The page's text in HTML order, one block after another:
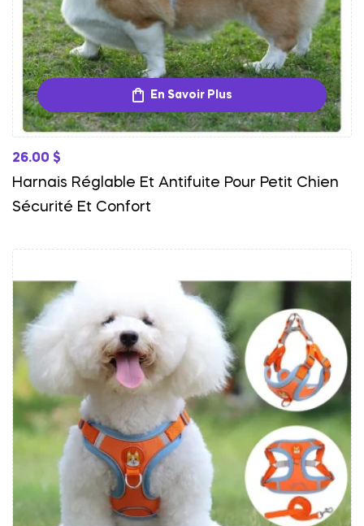
En Savoir Plus
26.00 $
Harnais Réglable Et Antifuite Pour Petit Chien
Sécurité Et Confort